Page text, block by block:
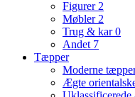
Figurer2
Møbler2
Trug & kar0
Andet 7
Tæpper
Moderne
Ægte